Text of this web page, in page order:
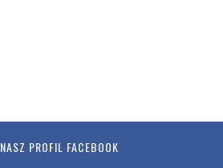
NASZ PROFIL FACEBOOK